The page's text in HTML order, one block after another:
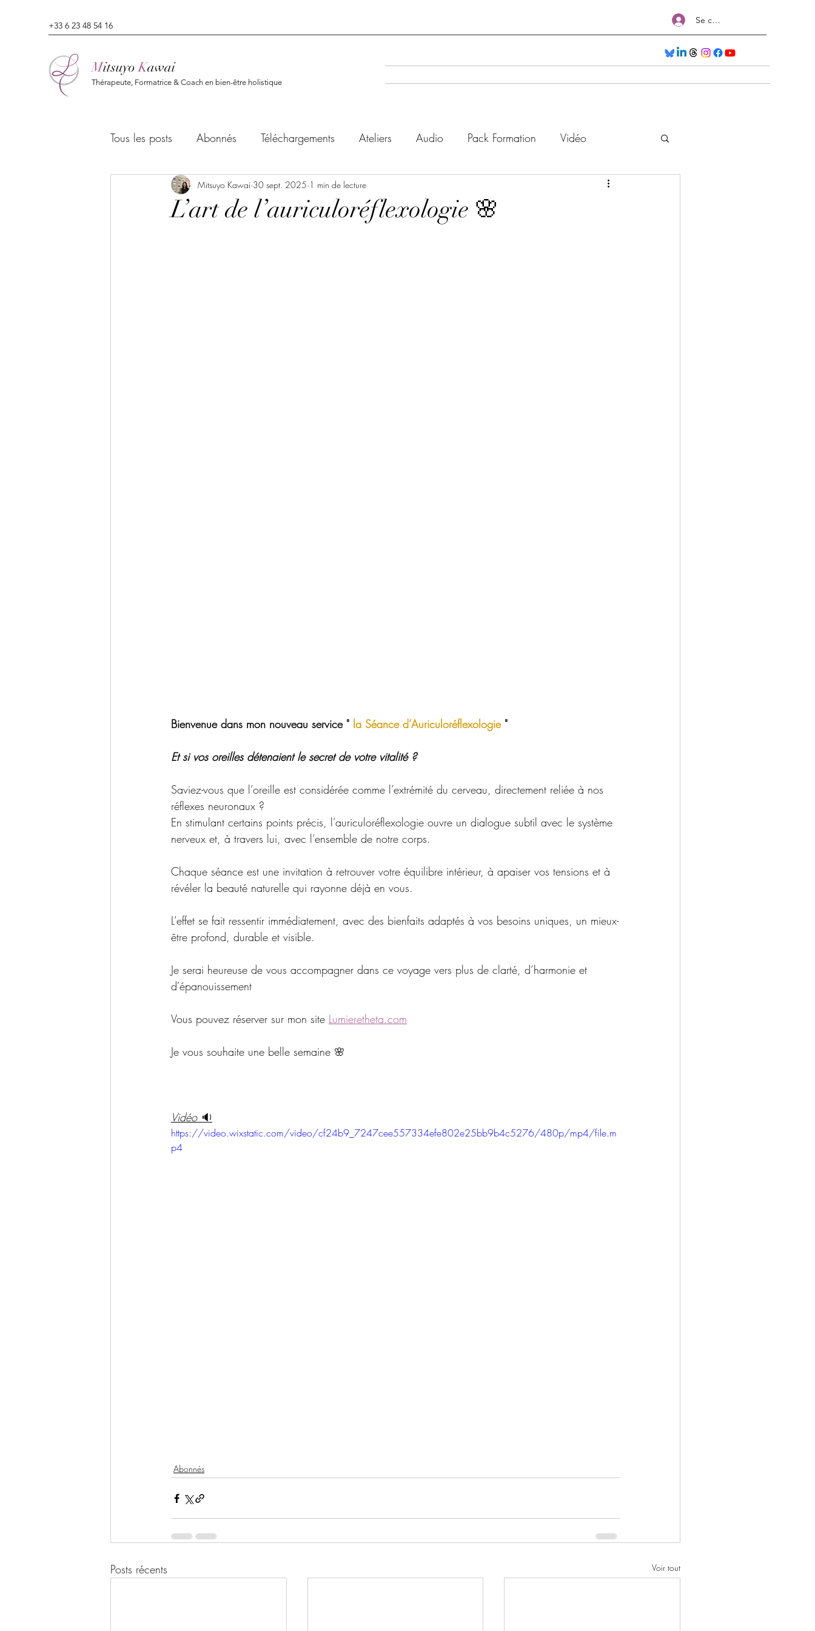
+33 6 23 48 54 16
Se connecter
MitsuyoKawai
Thérapeute, Formatrice & Coach en bien-être holistique
Tous les posts Abonnés Téléchargements Ateliers Audio Pack Formation Vidéo
L’art de l’auriculoréflexologie 🌸
Mitsuyo Kawai 30 sept. 2025 1 min de lecture
Bienvenue dans mon nouveau service " la Séance d’Auriculoréflexologie "
Et si vos oreilles détenaient le secret de votre vitalité ?
Saviez-vous que l’oreille est considérée comme l’extrémité du cerveau, directement reliée à nos
réflexes neuronaux ?
En stimulant certains points précis, l’auriculoréflexologie ouvre un dialogue subtil avec le système
nerveux et, à travers lui, avec l’ensemble de notre corps.
Chaque séance est une invitation à retrouver votre équilibre intérieur, à apaiser vos tensions et à
révéler la beauté naturelle qui rayonne déjà en vous.
L’effet se fait ressentir immédiatement, avec des bienfaits adaptés à vos besoins uniques, un mieux-
être profond, durable et visible.
Je serai heureuse de vous accompagner dans ce voyage vers plus de clarté, d’harmonie et
d’épanouissement
Vous pouvez réserver sur mon site Lumieretheta.com
Je vous souhaite une belle semaine 🌸
Vidéo 🔉
https://video.wixstatic.com/video/cf24b9_7247cee557334efe802e25bb9b4c5276/480p/mp4/file.m
p4
Abonnés
Posts récents Voir tout